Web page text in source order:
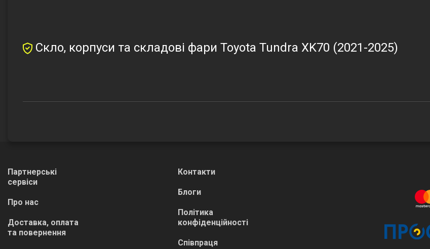
Скло, корпуси та складові фари Toyota Tundra XK70 (2021-2025)
Партнерські
сервіси
Про нас
Доставка, оплата
та повернення
Контакти
Блоги
Політика
конфіденційності
Співпраця